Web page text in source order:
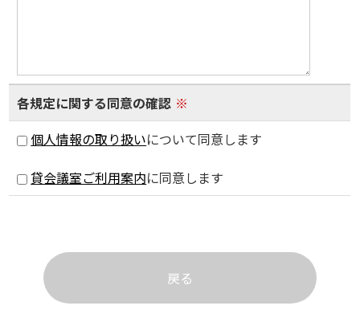
各規定に関する同意の確認 ※
個人情報の取り扱いについて同意します
貸会議室ご利用案内に同意します
戻る